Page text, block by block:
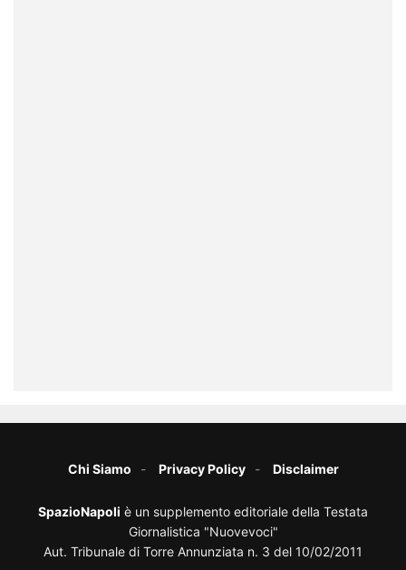
Chi Siamo Privacy Policy Disclaimer
SpazioNapoli è un supplemento editoriale della Testata
Giornalistica "Nuovevoci"
Aut. Tribunale di Torre Annunziata n. 3 del 10/02/2011